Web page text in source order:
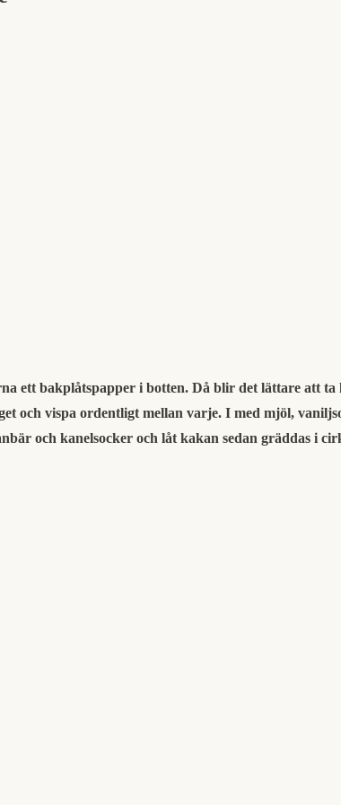
ett bakplåtspapper i botten. Då blir det lättare att
och vispa ordentligt mellan varje. I med mjöl,
och kanelsocker och låt kakan sedan gräddas i